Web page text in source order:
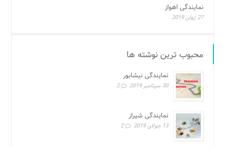
نمایندگی اهواز
27 ژوئن 2019
محبوب ترین نوشته ها
نمایندگی نیشابور
30 سپتامبر 2019 2
نمایندگی شیراز
13 جولای 2019 2